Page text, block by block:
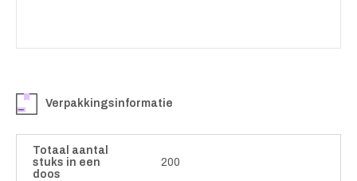
Verpakkingsinformatie
Totaal aantal
stuks in een
doos
200